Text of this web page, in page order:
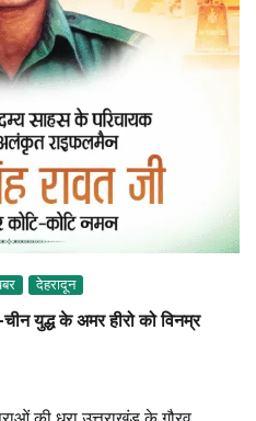
देहरादून
युद्ध के अमर हीरो को विनम्र